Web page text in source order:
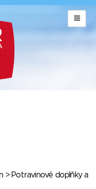
> Potravinové doplňky a